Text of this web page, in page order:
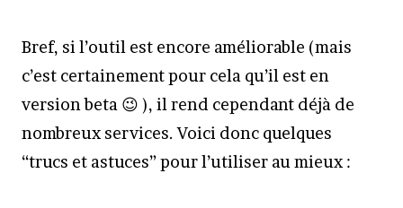
Bref, si l’outil est encore améliorable (mais
c’est certainement pour cela qu’il est en
version beta 😉 ), il rend cependant déjà de
nombreux services. Voici donc quelques
“trucs et astuces” pour l’utiliser au mieux :